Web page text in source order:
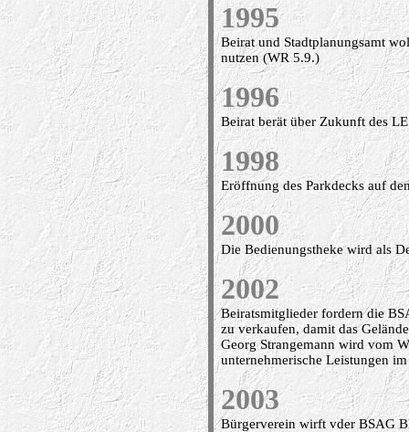
1995
Beirat und Stadtplanungsamt
nutzen (WR 5.9.)
1996
Beirat berät über Zukunft des
1998
Eröffnung des Parkdecks auf
2000
Die Bedienungstheke wird als
2002
Beiratsmitglieder fordern die
zu verkaufen, damit das
Georg Strangemann wird vom
unternehmerische Leistungen
2003
Bürgerverein wirft vder BSAG